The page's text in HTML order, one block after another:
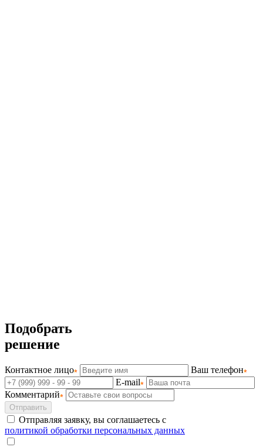
Подобрать
решение
Контактное лицо
Ваш телефон
E-mail
Комментарий
Отправить
Отправляя заявку, вы соглашаетесь с
политикой обработки персональных данных